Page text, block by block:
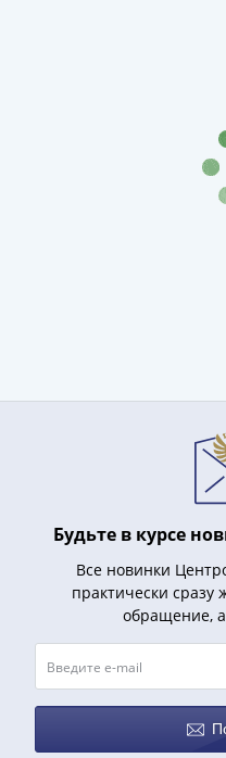
Будьте в курсе
Все новинки
практически сразу
обращение,